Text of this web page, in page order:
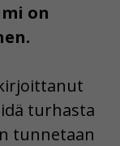
on
turhasta
tunnetaan